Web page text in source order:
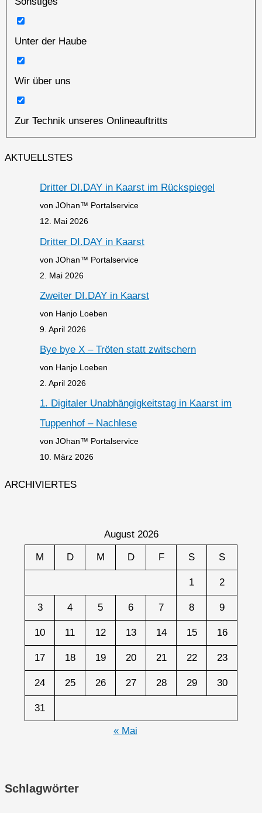
Unter der Haube
Wir über uns
Zur Technik unseres Onlineauftritts
AKTUELLSTES
Dritter DI.DAY in Kaarst im Rückspiegel
von JOhan™ Portalservice
12. Mai 2026
Dritter DI.DAY in Kaarst
von JOhan™ Portalservice
2. Mai 2026
Zweiter DI.DAY in Kaarst
von Hanjo Loeben
9. April 2026
Bye bye X – Tröten statt zwitschern
von Hanjo Loeben
2. April 2026
1. Digitaler Unabhängigkeitstag in Kaarst im
Tuppenhof – Nachlese
von JOhan™ Portalservice
10. März 2026
ARCHIVIERTES
August 2026
M D M D F S S
1 2
3 4 5 6 7 8 9
10 11 12 13 14 15 16
17 18 19 20 21 22 23
24 25 26 27 28 29 30
31
« Mai
Schlagwörter